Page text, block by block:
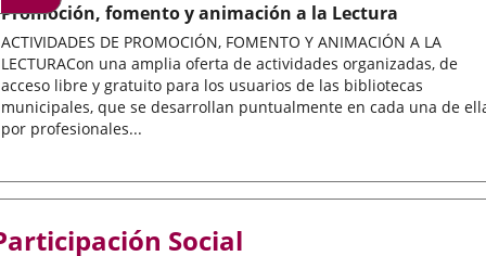
Promoción, fomento y animación a la Lectura
ACTIVIDADES DE PROMOCIÓN, FOMENTO Y ANIMACIÓN A LA
LECTURACon una amplia oferta de actividades organizadas, de
acceso libre y gratuito para los usuarios de las bibliotecas
municipales, que se desarrollan puntualmente en cada una de
por profesionales...
Social